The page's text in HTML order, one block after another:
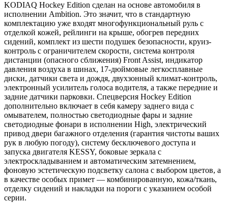
KODIAQ Hockey Edition сделан на основе автомобиля в
исполнении Ambition. Это значит, что в стандартную
комплектацию уже входят многофункциональный руль с
отделкой кожей, рейлинги на крыше, обогрев передних
сидений, комплект из шести подушек безопасности, круиз-
контроль с ограничителем скорости, система контроля
дистанции (опасного сближения) Front Assist, индикатор
давления воздуха в шинах, 17-дюймовые легкосплавные
диски, датчики света и дождя, двухзонный климат-контроль,
электронный усилитель голоса водителя, а также передние и
задние датчики парковки. Спецверсия Hockey Edition
дополнительно включает в себя камеру заднего вида с
омывателем, полностью светодиодные фары и задние
светодиодные фонари в исполнении High, электрический
привод двери багажного отделения (гарантия чистоты ваших
рук в любую погоду), систему бесключевого доступа и
запуска двигателя KESSY, боковые зеркала с
электроскладыванием и автоматическим затемнением,
фоновую эстетическую подсветку салона с выбором цветов, а
в качестве особых примет — комбинированную, кожа/ткань,
отделку сидений и накладки на пороги с указанием особой
серии.